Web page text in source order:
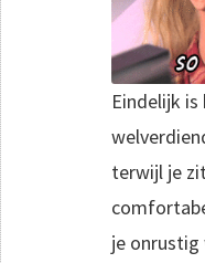
Eindelijk is
terwijl je
je